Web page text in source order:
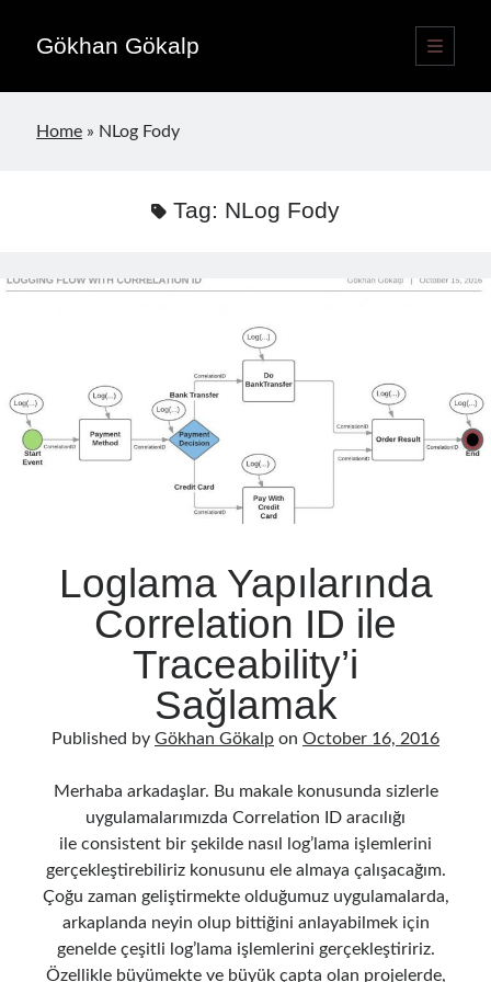
Gökhan Gökalp
open
primary
Sidebar
Home » NLog Fody
Tag: NLog Fody
Loglama Yapılarında
Correlation ID ile
Traceability’i
Sağlamak
Published by Gökhan Gökalp on October 16, 2016
Merhaba arkadaşlar. Bu makale konusunda sizlerle
uygulamalarımızda Correlation ID aracılığı
ile consistent bir şekilde nasıl log’lama işlemlerini
gerçekleştirebiliriz konusunu ele almaya çalışacağım.
Çoğu zaman geliştirmekte olduğumuz uygulamalarda,
arkaplanda neyin olup bittiğini anlayabilmek için
genelde çeşitli log’lama işlemlerini gerçekleştiririz.
Özellikle büyümekte ve büyük çapta olan projelerde,